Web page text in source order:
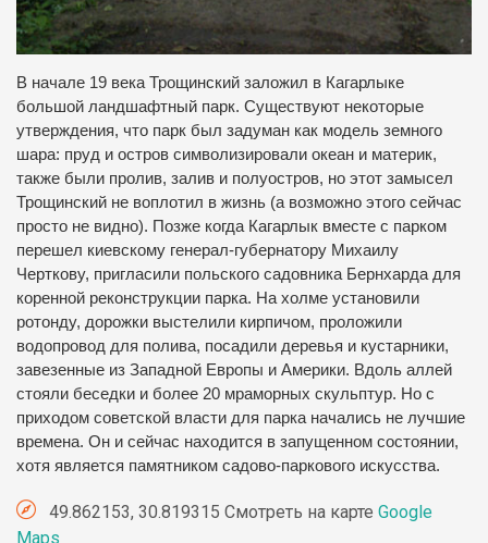
В начале 19 века Трощинский заложил в Кагарлыке
большой ландшафтный парк. Существуют некоторые
утверждения, что парк был задуман как модель земного
шара: пруд и остров символизировали океан и материк,
также были пролив, залив и полуостров, но этот замысел
Трощинский не воплотил в жизнь (а возможно этого сейчас
просто не видно). Позже когда Кагарлык вместе с парком
перешел киевскому генерал-губернатору Михаилу
Черткову, пригласили польского садовника Бернхарда для
коренной реконструкции парка. На холме установили
ротонду, дорожки выстелили кирпичом, проложили
водопровод для полива, посадили деревья и кустарники,
завезенные из Западной Европы и Америки. Вдоль аллей
стояли беседки и более 20 мраморных скульптур. Но с
приходом советской власти для парка начались не лучшие
времена. Он и сейчас находится в запущенном состоянии,
хотя является памятником садово-паркового искусства.
49.862153, 30.819315 Смотреть на карте Google
Maps